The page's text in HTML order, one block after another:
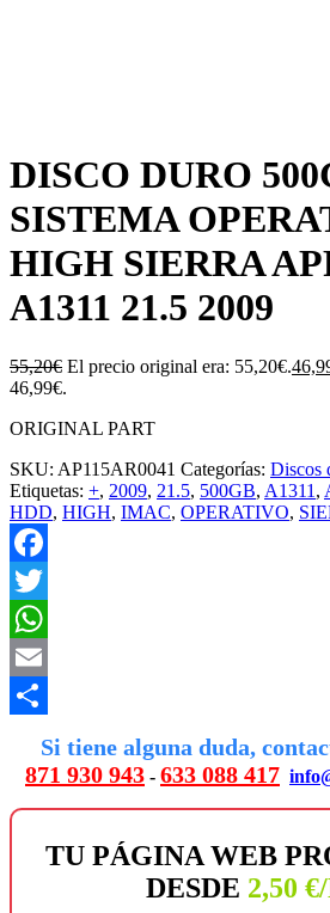
DISCO DURO
SISTEMA
HIGH SIERRA
A1311 21.5 2009
55,20€ El precio original era: 55,20€.
46,99€.
ORIGINAL PART
SKU: AP115AR0041 Categorías: Discos
Etiquetas: +, 2009, 21.5, 500GB, A1311 ,
HDD, HIGH, IMAC, OPERATIVO,
Facebook
Twitter
WhatsApp
Email
Si tiene alguna duda,
871 930 943 - 633 088 417
TU PÁGINA WEB
DESDE 2,50